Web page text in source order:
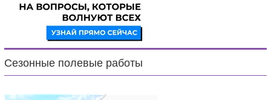
Сезонные полевые работы